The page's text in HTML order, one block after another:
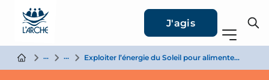
J'agis
Nous soutenir
Projets a financer Exploiter l’énergie du Soleil pour alimenter en électricité les maisonnées